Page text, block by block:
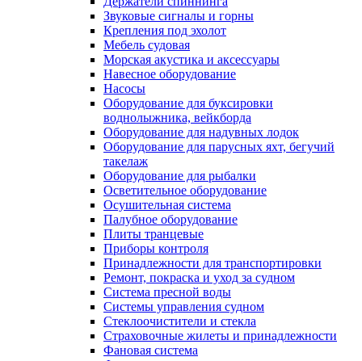
Звуковые сигналы и горны
Крепления под эхолот
Мебель судовая
Морская акустика и аксессуары
Навесное оборудование
Насосы
Оборудование для буксировки
воднолыжника, вейкборда
Оборудование для надувных лодок
Оборудование для парусных яхт, бегучий
такелаж
Оборудование для рыбалки
Осветительное оборудование
Осушительная система
Палубное оборудование
Плиты транцевые
Приборы контроля
Принадлежности для транспортировки
Ремонт, покраска и уход за судном
Система пресной воды
Системы управления судном
Стеклоочистители и стекла
Страховочные жилеты и принадлежности
Фановая система